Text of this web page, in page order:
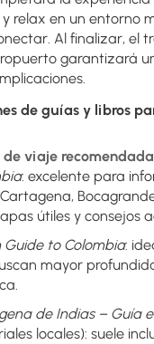
relax en un entorno
Al finalizar, el
garantizará
de guías y libros
de viaje
: excelente para
útiles y consejos
Guide to Colombia:
mayor
de Indias – Guía
locales): suele